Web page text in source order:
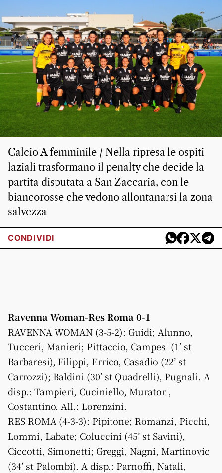
Calcio A femminile / Nella ripresa le ospiti
laziali trasformano il penalty che decide la
partita disputata a San Zaccaria, con le
biancorosse che vedono allontanarsi la zona
salvezza
CONDIVIDI
Ravenna Woman-Res Roma 0-1
RAVENNA WOMAN (3-5-2): Guidi; Alunno,
Tucceri, Manieri; Pittaccio, Campesi (1’ st
Barbaresi), Filippi, Errico, Casadio (22’ st
Carrozzi); Baldini (30’ st Quadrelli), Pugnali. A
disp.: Tampieri, Cuciniello, Muratori,
Costantino. All.: Lorenzini.
RES ROMA (4-3-3): Pipitone; Romanzi, Picchi,
Lommi, Labate; Coluccini (45’ st Savini),
Ciccotti, Simonetti; Greggi, Nagni, Martinovic
(34’ st Palombi). A disp.: Parnoffi, Natali,